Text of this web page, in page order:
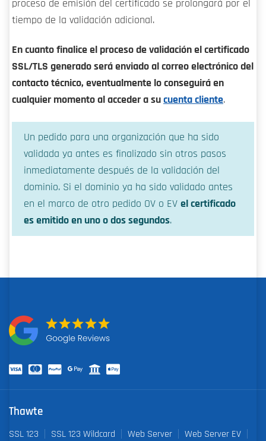
proceso de emisión del certificado se prolongará por el
tiempo de la validación adicional.
En cuanto finalice el proceso de validación el certificado
SSL/TLS generado será enviado al correo electrónico del
contacto técnico, eventualmente lo conseguirá en
cualquier momento al acceder a su cuenta cliente.
Un pedido para una organización que ha sido
validada ya antes es finalizado sin otros pasos
inmediatamente después de la validación del
dominio. Si el dominio ya ha sido validado antes
en el marco de otro pedido OV o EV el certificado
es emitido en uno o dos segundos.
Thawte
SSL 123 SSL 123 Wildcard Web Server
Web Server EV